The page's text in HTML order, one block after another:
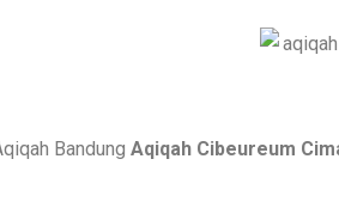
Bandung Aqiqah Cibeureum